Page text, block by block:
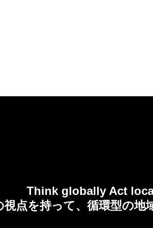
Think globally Act
点を持って、循環型の地